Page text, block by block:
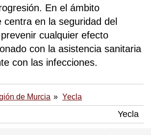
En el ámbito
centra en la seguridad del
cualquier efecto
con la asistencia sanitaria
con las infecciones.
de Murcia Yecla
Yecla